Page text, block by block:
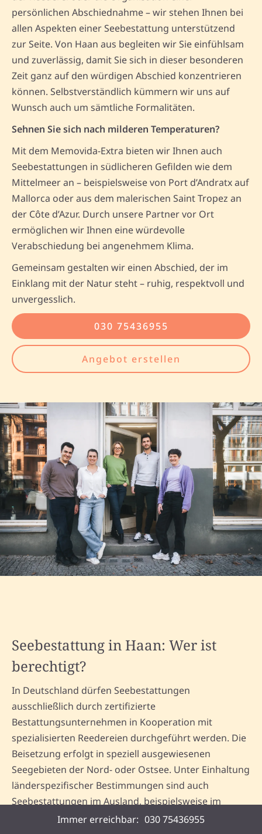
persönlichen Abschiednahme – wir stehen Ihnen bei
allen Aspekten einer Seebestattung unterstützend
zur Seite. Von Haan aus begleiten wir Sie einfühlsam
und zuverlässig, damit Sie sich in dieser besonderen
Zeit ganz auf den würdigen Abschied konzentrieren
können. Selbstverständlich kümmern wir uns auf
Wunsch auch um sämtliche Formalitäten.
Sehnen Sie sich nach milderen Temperaturen?
Mit dem Memovida-Extra bieten wir Ihnen auch
Seebestattungen in südlicheren Gefilden wie dem
Mittelmeer an – beispielsweise von Port d’Andratx auf
Mallorca oder aus dem malerischen Saint Tropez an
der Côte d’Azur. Durch unsere Partner vor Ort
ermöglichen wir Ihnen eine würdevolle
Verabschiedung bei angenehmem Klima.
Gemeinsam gestalten wir einen Abschied, der im
Einklang mit der Natur steht – ruhig, respektvoll und
unvergesslich.
030 75436955
Angebot erstellen
Seebestattung in Haan: Wer ist
berechtigt?
In Deutschland dürfen Seebestattungen
ausschließlich durch zertifizierte
Bestattungsunternehmen in Kooperation mit
spezialisierten Reedereien durchgeführt werden. Die
Beisetzung erfolgt in speziell ausgewiesenen
Seegebieten der Nord- oder Ostsee. Unter Einhaltung
länderspezifischer Bestimmungen sind auch
Seebestattungen im Ausland, beispielsweise im
Mittelmeerraum, möglich.
Immer erreichbar: 030 75436955